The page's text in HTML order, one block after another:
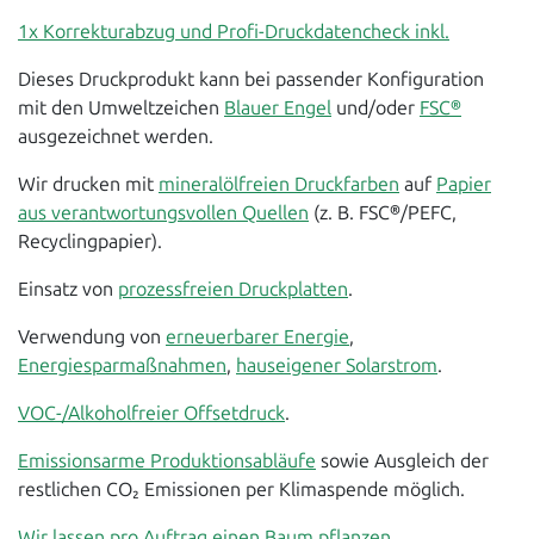
1x Korrekturabzug und Profi-Druckdatencheck inkl.
Dieses Druckprodukt kann bei passender Konfiguration
mit den Umweltzeichen Blauer Engel und/oder FSC®
ausgezeichnet werden.
Wir drucken mit mineralölfreien Druckfarben auf Papier
aus verantwortungsvollen Quellen (z. B. FSC®/PEFC,
Recyclingpapier).
Einsatz von prozessfreien Druckplatten.
Verwendung von erneuerbarer Energie,
Energiesparmaßnahmen, hauseigener Solarstrom.
VOC-/Alkoholfreier Offsetdruck.
Emissionsarme Produktionsabläufe sowie Ausgleich der
restlichen CO₂ Emissionen per Klimaspende möglich.